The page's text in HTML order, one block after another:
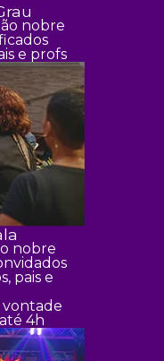
nobre
e profs
nobre
pais e
4h